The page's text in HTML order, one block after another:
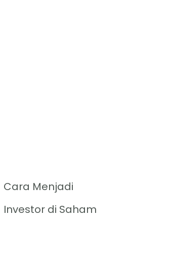
Cara Menjadi
Investor di Saham